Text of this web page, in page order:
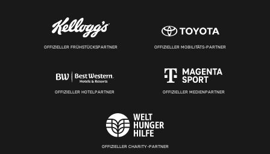
OFFIZIELLER FRÜHSTÜCKSPARTNER OFFIZIELLER MOBILITÄTS-PARTNER
OFFIZIELLER HOTELPARTNER OFFIZIELLER MEDIENPARTNER
OFFIZIELLER CHARITY-PARTNER